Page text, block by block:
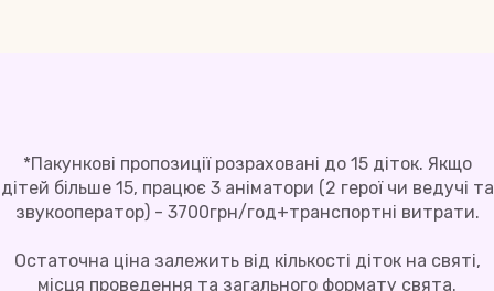
*Пакункові пропозиції розраховані до 15 діток. Якщо
дітей більше 15, працює 3 аніматори (2 герої чи ведучі та
звукооператор) - 3700грн/год+транспортні витрати.
Остаточна ціна залежить від кількості діток на святі,
місця проведення та загального формату свята.